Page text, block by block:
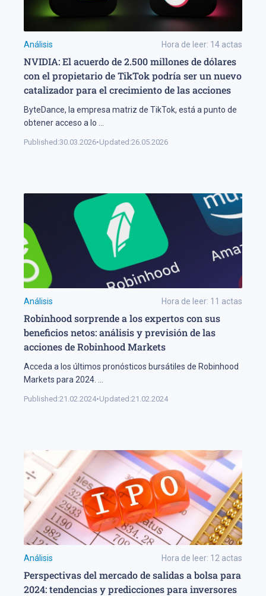
Análisis Hora de leer: 14 actas
NVIDIA: El acuerdo de 2.500 millones de dólares
con el propietario de TikTok podría ser un nuevo
catalizador para el crecimiento de las acciones
ByteDance, la empresa matriz de TikTok, está a punto de
obtener acceso a lo
Published:30.03.2026•Updated:26.05.2026
Análisis Hora de leer: 11 actas
Robinhood sorprende a los expertos con sus
beneficios netos: análisis y previsión de las
acciones de Robinhood Markets
Acceda a los últimos pronósticos bursátiles de Robinhood
Markets para 2024.
Published:21.02.2024•Updated:21.02.2024
Análisis Hora de leer: 12 actas
Perspectivas del mercado de salidas a bolsa para
2024: tendencias y predicciones para inversores